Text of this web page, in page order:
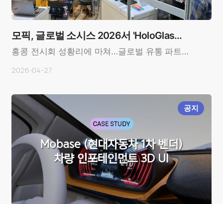
모픽, 글로벌 소시스 2026서 'HoloGlass'
선보여…세계 최초 스마트폰 보호유리 …
홍콩 전시회 성황리에 마쳐…글로벌 유통 파트너
2026-04-27
공지